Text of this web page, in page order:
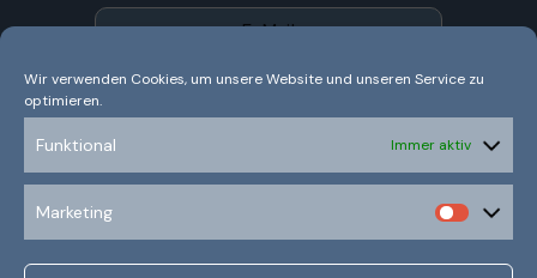
Wir verwenden Cookies, um unsere Website und unseren Service zu
optimieren.
Funktional Immer aktiv
Marketing
Wir senden keinen Spam! Nous n’envoyons pas de spam!
Erfahre mehr in unserer
Datenschutzerklärung.
Ich habe die Datenschutzerklärung gelesen und